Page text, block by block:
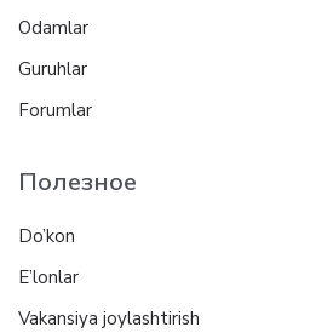
Odamlar
Guruhlar
Forumlar
Полезное
Do’kon
E’lonlar
Vakansiya joylashtirish